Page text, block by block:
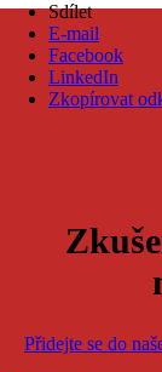
Sdílet
E-mail
Facebook
LinkedIn
Zkopírovat
Přidejte se do